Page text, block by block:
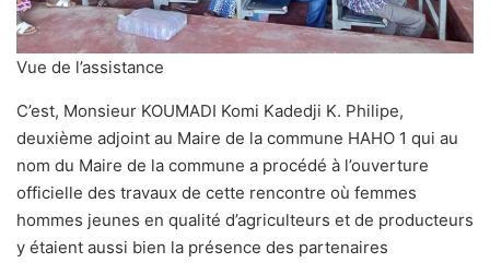
Vue de l’assistance
C’est, Monsieur KOUMADI Komi Kadedji K. Philipe,
deuxième adjoint au Maire de la commune HAHO 1 qui au
nom du Maire de la commune a procédé à l’ouverture
officielle des travaux de cette rencontre où femmes
hommes jeunes en qualité d’agriculteurs et de producteurs
y étaient aussi bien la présence des partenaires